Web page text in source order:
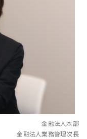
金融法人本部
金融法人業務管理次長